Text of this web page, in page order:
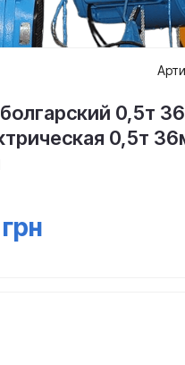
0,5т
0,5т
грн